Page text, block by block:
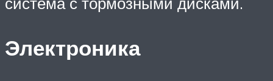
Электроника